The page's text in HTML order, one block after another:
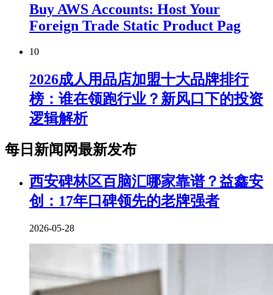
Buy AWS Accounts: Host Your
Foreign Trade Static Product Pag
10
2026成人用品店加盟十大品牌排行
榜：谁在领跑行业？新风口下的投资
逻辑解析
每日新闻网最新发布
西安碑林区百脑汇哪家靠谱？益鑫安
创：17年口碑领先的老牌强者
2026-05-28